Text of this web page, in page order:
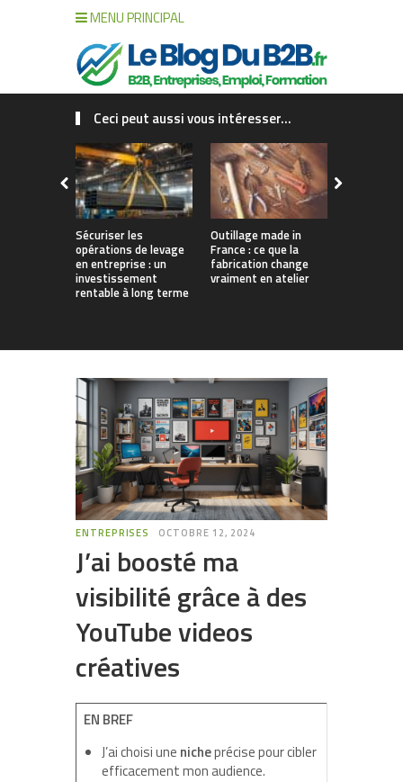
MENU PRINCIPAL
Ceci peut aussi vous intéresser...
Sécuriser les
opérations de levage
en entreprise : un
investissement
rentable à long terme
Outillage made in
France : ce que la
fabrication change
vraiment en atelier
ENTREPRISES OCTOBRE 12, 2024
J’ai boosté ma
visibilité grâce à des
YouTube videos
créatives
EN BREF
J’ai choisi une nicheprécise pour cibler
efficacement mon audience.